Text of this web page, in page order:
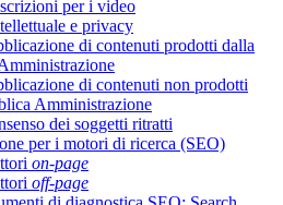
per i video
e privacy
di contenuti prodotti dalla
di contenuti non prodotti
Amministrazione
dei soggetti ritratti
per i motori di ricerca (SEO)
on-page
off-page